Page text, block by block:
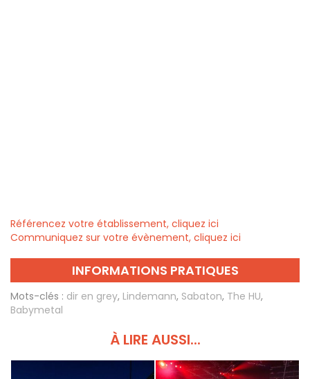
Référencez votre établissement, cliquez ici
Communiquez sur votre évènement, cliquez ici
INFORMATIONS PRATIQUES
Mots-clés : dir en grey, Lindemann, Sabaton, The HU,
Babymetal
À LIRE AUSSI...